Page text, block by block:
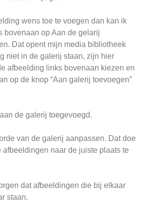
wens toe te voegen dan kan ik
bovenaan op Aan de gelarij
Dat opent mijn media bibliotheek
niet in de galerij staan, zijn hier
afbeelding links bovenaan kiezen en
op de knop “Aan galerij toevoegen”
de galerij toegevoegd.
van de galerij aanpassen. Dat doe
afbeeldingen naar de juiste plaats te
dat afbeeldingen die bij elkaar
staan.